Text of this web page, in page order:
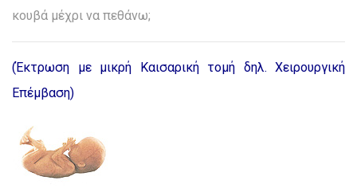
κουβά μέχρι να πεθάνω;
(Έκτρωση με μικρή Καισαρική τομή δηλ. Χειρουργική
Επέμβαση)